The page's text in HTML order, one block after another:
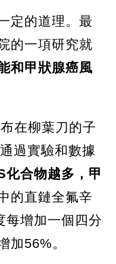
定的道理。最
的一項研究就
和甲狀腺癌風
在柳葉刀的子
過實驗和數據
化合物越多，甲
的直鏈全氟辛
每增加一個四分
加56%。